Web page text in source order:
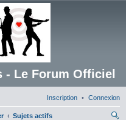
- Le Forum Officiel
Connexion
Inscription
Sujets actifs